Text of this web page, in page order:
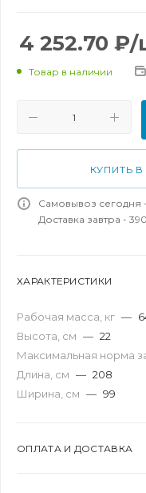
4 252.70 ₽/
Товар в наличии
КУПИТЬ В
Самовывоз сегодня
Доставка завтра -
ХАРАКТЕРИСТИКИ
Рабочая масса, кг —
Высота, см — 22
Максимальная норма
Длина, см — 208
Ширина, см — 99
ОПЛАТА И ДОСТАВКА